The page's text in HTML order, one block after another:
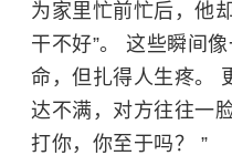
为家里忙前忙后，他
干不好”。 这些瞬间
命，但扎得人生疼。
达不满，对方往往一
打你，你至于吗？ ”